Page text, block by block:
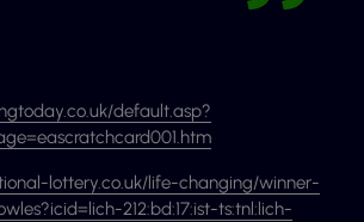
default.asp?
lottery.co.uk/life-changing/winner-
212:bd:17:ist-ts:tnl:lich-